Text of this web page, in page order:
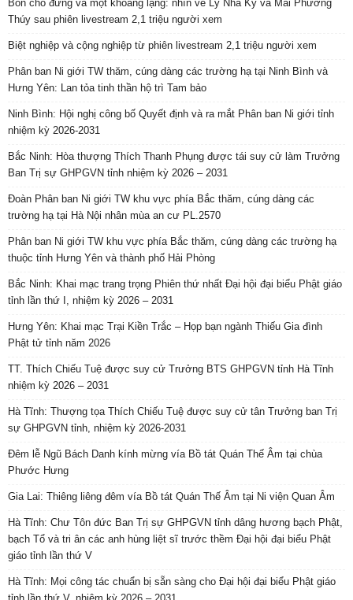
Bốn chỗ đứng và một khoảng lặng: nhìn về Lý Nhã Kỳ và Mai Phương
Thúy sau phiên livestream 2,1 triệu người xem
Biệt nghiệp và cộng nghiệp từ phiên livestream 2,1 triệu người xem
Phân ban Ni giới TW thăm, cúng dàng các trường hạ tại Ninh Bình và
Hưng Yên: Lan tỏa tinh thần hộ trì Tam bảo
Ninh Bình: Hội nghị công bố Quyết định và ra mắt Phân ban Ni giới tỉnh
nhiệm kỳ 2026-2031
Bắc Ninh: Hòa thượng Thích Thanh Phụng được tái suy cử làm Trưởng
Ban Trị sự GHPGVN tỉnh nhiệm kỳ 2026 – 2031
Đoàn Phân ban Ni giới TW khu vực phía Bắc thăm, cúng dàng các
trường hạ tại Hà Nội nhân mùa an cư PL.2570
Phân ban Ni giới TW khu vực phía Bắc thăm, cúng dàng các trường hạ
thuộc tỉnh Hưng Yên và thành phố Hải Phòng
Bắc Ninh: Khai mạc trang trọng Phiên thứ nhất Đại hội đại biểu Phật giáo
tỉnh lần thứ I, nhiệm kỳ 2026 – 2031
Hưng Yên: Khai mạc Trại Kiền Trắc – Họp bạn ngành Thiếu Gia đình
Phật tử tỉnh năm 2026
TT. Thích Chiếu Tuệ được suy cử Trưởng BTS GHPGVN tỉnh Hà Tĩnh
nhiệm kỳ 2026 – 2031
Hà Tĩnh: Thượng tọa Thích Chiếu Tuệ được suy cử tân Trưởng ban Trị
sự GHPGVN tỉnh, nhiệm kỳ 2026-2031
Đêm lễ Ngũ Bách Danh kính mừng vía Bồ tát Quán Thế Âm tại chùa
Phước Hưng
Gia Lai: Thiêng liêng đêm vía Bồ tát Quán Thế Âm tại Ni viện Quan Âm
Hà Tĩnh: Chư Tôn đức Ban Trị sự GHPGVN tỉnh dâng hương bạch Phật,
bạch Tổ và tri ân các anh hùng liệt sĩ trước thềm Đại hội đại biểu Phật
giáo tỉnh lần thứ V
Hà Tĩnh: Mọi công tác chuẩn bị sẵn sàng cho Đại hội đại biểu Phật giáo